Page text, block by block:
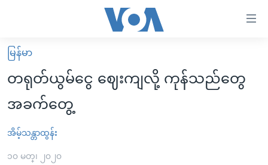
လွယ်ကူ
စေ
များ
ပင်မ
မူလစာမျက်နှာ
မြန်မာ
ကမ္ဘာ့သတင်းများ
နိုင်ငံတကာ
ဗွီဒီယို
မြန်မာ
တရုတ်ယွမ်ငွေ ဈေးကျလို့ ကုန်သည်တွေ
အခက်တွေ့
အိမ့်သန္တာထွန်း
၁၀ မတ္၊ ၂၀၂၀